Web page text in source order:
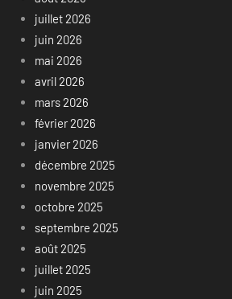
juillet 2026
juin 2026
mai 2026
avril 2026
mars 2026
février 2026
janvier 2026
décembre 2025
novembre 2025
octobre 2025
septembre 2025
août 2025
juillet 2025
juin 2025